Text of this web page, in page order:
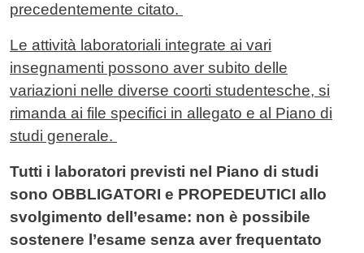
precedentemente citato.
Le attività laboratoriali integrate ai vari
insegnamenti possono aver subito delle
variazioni nelle diverse coorti studentesche, si
rimanda ai file specifici in allegato e al Piano di
studi generale.
Tutti i laboratori previsti nel Piano di studi
sono OBBLIGATORI e PROPEDEUTICI allo
svolgimento dell’esame: non è possibile
sostenere l’esame senza aver frequentato